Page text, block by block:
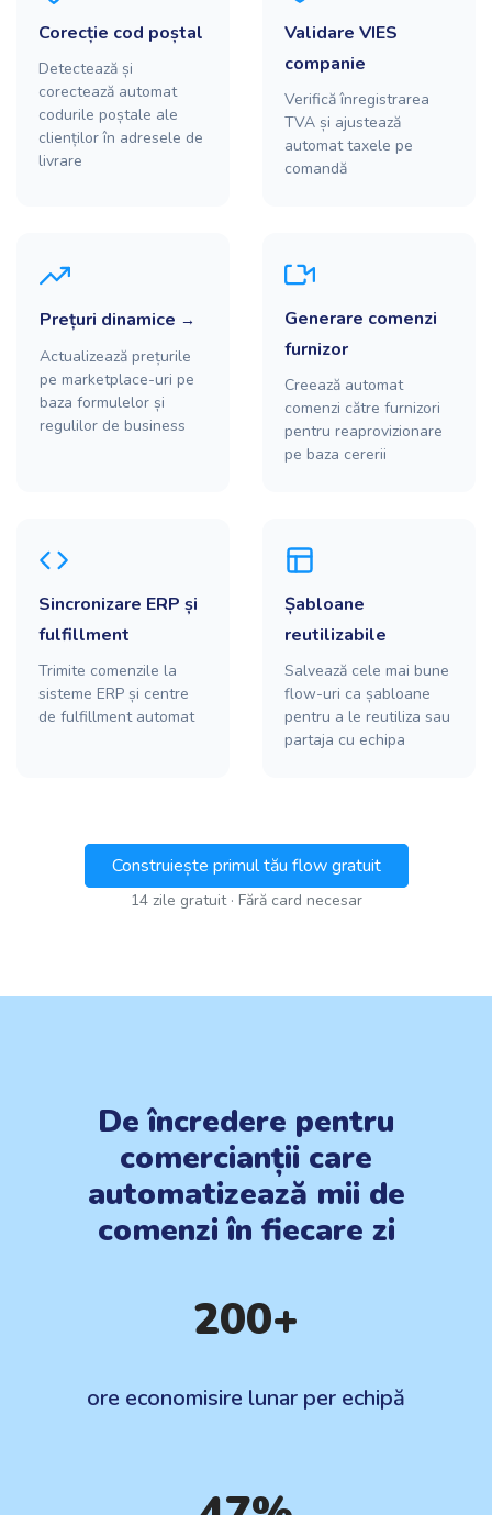
Corecție cod poștal
Detectează și
corectează automat
codurile poștale ale
clienților în adresele de
livrare
Validare VIES
companie
Verifică înregistrarea
TVA și ajustează
automat taxele pe
comandă
Prețuri dinamice
Actualizează prețurile
pe marketplace-uri pe
baza formulelor și
regulilor de business
Generare comenzi
furnizor
Creează automat
comenzi către furnizori
pentru reaprovizionare
pe baza cererii
Sincronizare ERP și
fulfillment
Trimite comenzile la
sisteme ERP și centre
de fulfillment automat
Șabloane
reutilizabile
Salvează cele mai bune
flow-uri ca șabloane
pentru a le reutiliza sau
partaja cu echipa
Construiește primul tău flow gratuit
14 zile gratuit · Fără card necesar
De încredere pentru
comercianții care
automatizează mii de
comenzi în fiecare zi
200+
ore economisire lunar per echipă